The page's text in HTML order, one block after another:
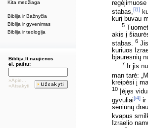
Kita medžiaga
Biblija ir Bažnyčia
Biblija ir gyvenimas
Biblija ir teologija
Biblija.lt naujienos
el. paštu:
»Apie...
»Atsakyti
stabas,[i1]
kurį buvau
5
akis į
stabas. 6
kuriuos
bjauresnių
7 Ir jis
man tarė:
kreipėsi į
10 Įėjęs
gyvuliai[i4] ir
seniūnų
kvapus
Izraelio